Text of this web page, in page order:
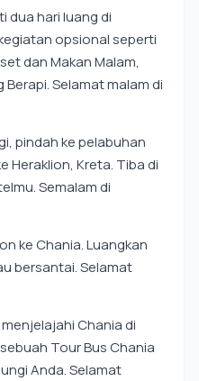
dua hari luang di
opsional seperti
dan Makan Malam,
Selamat malam di
pindah ke pelabuhan
Heraklion, Kreta. Tiba di
Semalam di
ke Chania. Luangkan
bersantai. Selamat
Chania di
Tour Bus Chania
Anda. Selamat